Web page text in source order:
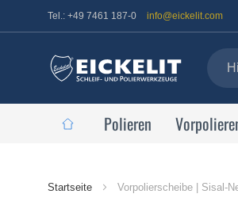
Tel.: +49 7461 187-0 info@eickelit.com
Polieren
Startseite Vorpolierscheibe | Sisal-